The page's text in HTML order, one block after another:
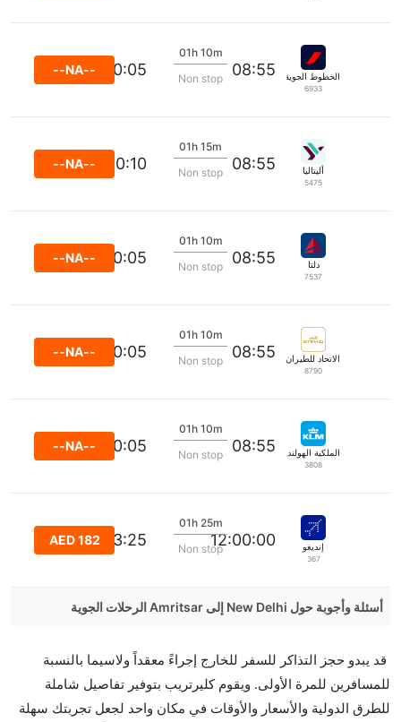
الخطوط الجوية الفرنسية
6933
08:55
01h 10m
Non stop
10:05
--NA--
أليتاليا
5475
08:55
01h 15m
Non stop
10:10
--NA--
دلتا
7537
08:55
01h 10m
Non stop
10:05
--NA--
الاتحاد للطيران
8790
08:55
01h 10m
Non stop
10:05
--NA--
الملكية الهولندية كي إل إم
3808
08:55
01h 10m
Non stop
10:05
--NA--
إنديغو
367
12:00:00
01h 25m
Non stop
13:25
AED 182
أسئلة وأجوبة حول New Delhi إلى Amritsar الرحلات الجوية
من إلىأمريتسار مما تستغرقه الخطوط الجوية الأخرى؟
نعم. توفر كل من IndiGo أسرع رحلات الطيران على هذا
الطريق،
قد يبدو حجز التذاكر للسفر للخارج إجراءً معقداً ولاسيما بالنسبة
للمسافرين للمرة الأولى. ويقوم كليرتريب بتوفير تفاصيل شاملة
للطرق الدولية والأسعار والأوقات في مكان واحد لجعل تجربتك سهلة